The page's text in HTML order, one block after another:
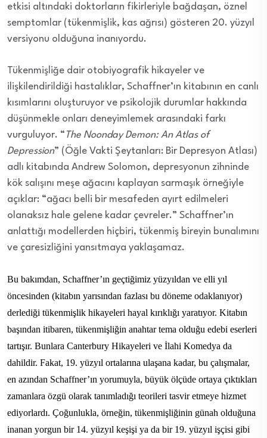
etkisi altındaki doktorların fikirleriyle bağdaşan, öznel
semptomlar (tükenmişlik, kas ağrısı) gösteren 20. yüzyıl
versiyonu olduğuna inanıyordu.
Tükenmişliğe dair otobiyografik hikayeler ve
ilişkilendirildiği hastalıklar, Schaffner’ın kitabının en canlı
kısımlarını oluşturuyor ve psikolojik durumlar hakkında
düşünmekle onları deneyimlemek arasındaki farkı
vurguluyor. “ The Noonday Demon: An Atlas of
Depression” (Öğle Vakti Şeytanları: Bir Depresyon Atlası)
adlı kitabında Andrew Solomon, depresyonun zihninde
kök salışını meşe ağacını kaplayan sarmaşık örneğiyle
açıklar: “ağacı belli bir mesafeden ayırt edilmeleri
olanaksız hale gelene kadar çevreler.” Schaffner’ın
anlattığı modellerden hiçbiri, tükenmiş bireyin bunalımını
ve çaresizliğini yansıtmaya yaklaşamaz.
Bu bakımdan, Schaffner’ın geçtiğimiz yüzyıldan ve elli yıl
öncesinden (kitabın yarısından fazlası bu döneme odaklanıyor)
derlediği tükenmişlik hikayeleri hayal kırıklığı yaratıyor. Kitabın
başından itibaren, tükenmişliğin anahtar tema olduğu edebi eserleri
tartışır. Bunlara Canterbury Hikayeleri ve İlahi Komedya da
dahildir. Fakat, 19. yüzyıl ortalarına ulaşana kadar, bu çalışmalar,
en azından Schaffner’ın yorumuyla, büyük ölçüde ortaya çıktıkları
zamanlara özgü olarak tanımladığı teorileri tasvir etmeye hizmet
ediyorlardı. Çoğunlukla, örneğin, tükenmişliğinin günah olduğuna
inanan yorgun bir 14. yüzyıl keşişi ya da bir 19. yüzyıl işçisi gibi